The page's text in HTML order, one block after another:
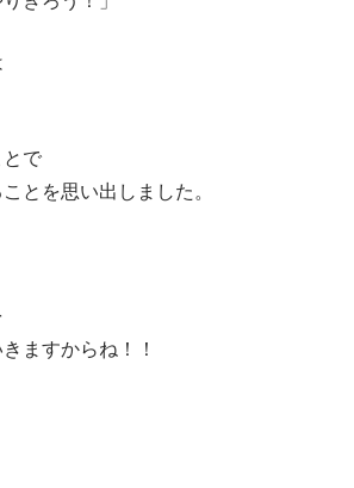
で
とを思い出しました。
ますからね！！